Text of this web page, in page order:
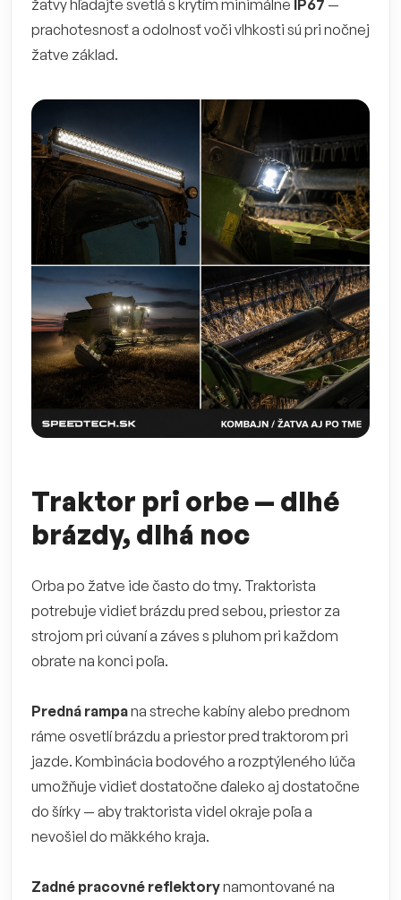
žatvy hľadajte svetlá s krytím minimálne IP67 —
prachotesnosť a odolnosť voči vlhkosti sú pri nočnej
žatve základ.
Traktor pri orbe — dlhé
brázdy, dlhá noc
Orba po žatve ide často do tmy. Traktorista
potrebuje vidieť brázdu pred sebou, priestor za
strojom pri cúvaní a záves s pluhom pri každom
obrate na konci poľa.
Predná rampana streche kabíny alebo prednom
ráme osvetlí brázdu a priestor pred traktorom pri
jazde. Kombinácia bodového a rozptýleného lúča
umožňuje vidieť dostatočne ďaleko aj dostatočne
do šírky — aby traktorista videl okraje poľa a
nevošiel do mäkkého kraja.
Zadné pracovné reflektorynamontované na